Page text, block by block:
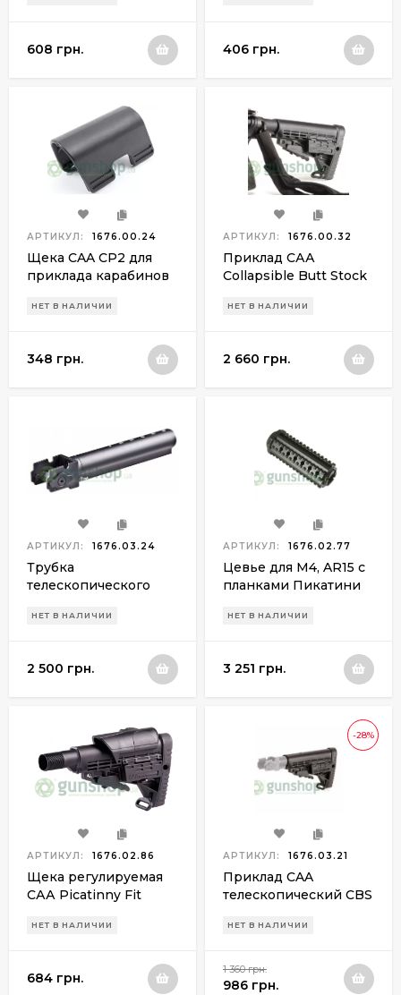
608 грн. 406 грн.
АРТИКУЛ: 1676.00.24
Щека CAA CP2 для
приклада карабинов
2,6см)
НЕТ В НАЛИЧИИ
348 грн.
АРТИКУЛ: 1676.00.32
Приклад САА
Collapsible Butt Stock
АК и алюминиевой
НЕТ В НАЛИЧИИ
2 660 грн.
АРТИКУЛ: 1676.03.24
Трубка
телескопического
Position Tube (для АК
НЕТ В НАЛИЧИИ
2 500 грн.
АРТИКУЛ: 1676.02.77
Цевье для М4, AR15 с
планками Пикатини
НЕТ В НАЛИЧИИ
3 251 грн.
АРТИКУЛ: 1676.02.86
Щека регулируемая
САА Picatinny Fit
для приклада
НЕТ В НАЛИЧИИ
684 грн.
-28%
АРТИКУЛ: 1676.03.21
Приклад CAA
телескопический CBS
НЕТ В НАЛИЧИИ
1 360 грн.
986 грн.